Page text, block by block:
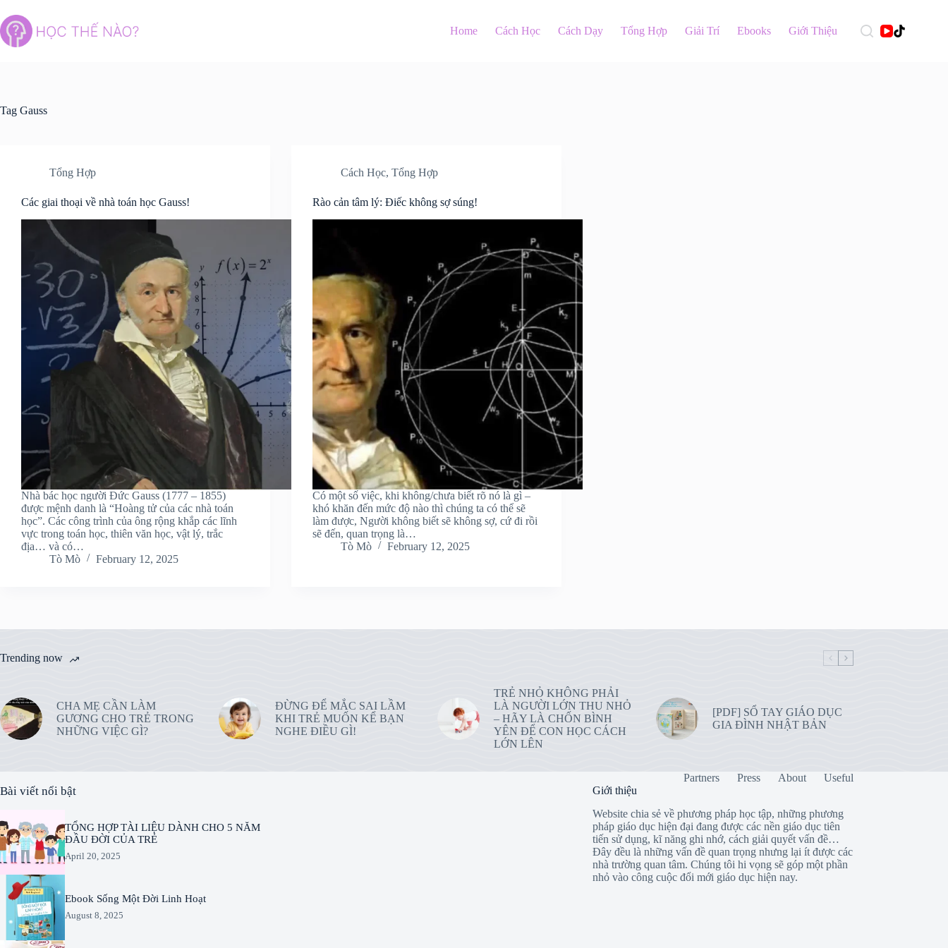
to
content
Home Cách Học Cách Dạy Tổng Hợp Giải Trí Ebooks Giới Thiệu
Tag Gauss
Tổng Hợp
Các giai thoại về nhà toán học Gauss!
Nhà bác học người Đức Gauss (1777 – 1855)
được mệnh danh là “Hoàng tử của các nhà toán
học”. Các công trình của ông rộng khắp các lĩnh
vực trong toán học, thiên văn học, vật lý, trắc
địa… và có…
Tò Mò
February 12, 2025
Cách Học,Tổng Hợp
Rào cản tâm lý: Điếc không sợ súng!
Có một số việc, khi không/chưa biết rõ nó là gì –
khó khăn đến mức độ nào thì chúng ta có thể sẽ
làm được, Người không biết sẽ không sợ, cứ đi rồi
sẽ đến, quan trọng là…
Tò Mò
February 12, 2025
Trending now
CHA MẸ CẦN LÀM
GƯƠNG CHO TRẺ TRONG
NHỮNG VIỆC GÌ?
ĐỪNG ĐỂ MẮC SAI LẦM
KHI TRẺ MUỐN KỂ BẠN
NGHE ĐIỀU GÌ!
TRẺ NHỎ KHÔNG PHẢI
LÀ NGƯỜI LỚN THU NHỎ
– HÃY LÀ CHỐN BÌNH
YÊN ĐỂ CON HỌC CÁCH
LỚN LÊN
[PDF] SỔ TAY GIÁO DỤC
GIA ĐÌNH NHẬT BẢN
Partners Press About Useful
Bài viết nổi bật
TỔNG HỢP TÀI LIỆU DÀNH CHO 5 NĂM
ĐẦU ĐỜI CỦA TRẺ
April 20, 2025
Ebook Sống Một Đời Linh Hoạt
August 8, 2025
Giới thiệu
Website chia sẻ về phương pháp học tập, những phương
pháp giáo dục hiện đại đang được các nền giáo dục tiên
tiến sử dụng, kĩ năng ghi nhớ, cách giải quyết vấn đề…
Đây đều là những vấn đề quan trọng nhưng lại ít được các
nhà trường quan tâm. Chúng tôi hi vọng sẽ góp một phần
nhỏ vào công cuộc đổi mới giáo dục hiện nay.